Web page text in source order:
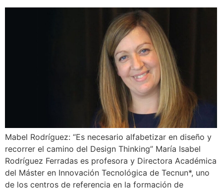
Mabel Rodríguez: “Es necesario alfabetizar en diseño y
recorrer el camino del Design Thinking” María Isabel
Rodríguez Ferradas es profesora y Directora Académica
del Máster en Innovación Tecnológica de Tecnun*, uno
de los centros de referencia en la formación de